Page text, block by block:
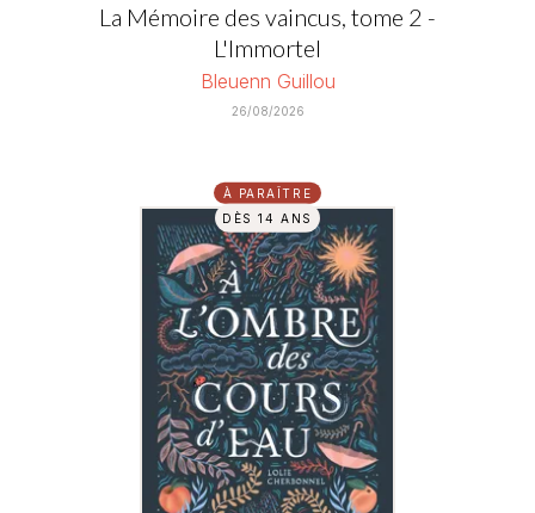
La Mémoire des vaincus, tome 2 -
L'Immortel
Bleuenn Guillou
26/08/2026
À PARAÎTRE
DÈS 14 ANS